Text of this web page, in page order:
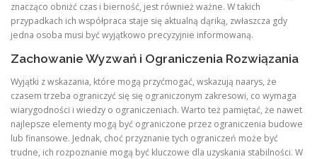
znacząco obniżć czas i bierność, jest również ważne. W takich
przypadkach ich współpraca staje się aktualną dąriką, zwłaszcza gdy
jedna osoba musi być wyjątkowo precyzyjnie informowaną.
Zachowanie Wyzwań i Ograniczenia Rozwiązania
Wyjątki z wskazania, które mogą przyćmogać, wskazują naarys, że
czasem trzeba ograniczyć się się ograniczonym zakresowi, co wymaga
wiarygodności i wiedzy o ograniczeniach. Warto też pamiętać, że nawet
najlepsze elementy mogą być ograniczone przez ograniczenia budowe
lub finansowe. Jednak, choć przyznanie tych ograniczeń może być
trudne, ich rozpoznanie mogą być kluczowe dla uzyskania stabilności. W